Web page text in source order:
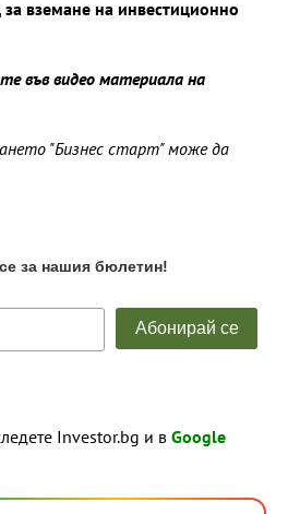
вземане на инвестиционно
във видео материала на
"Бизнес старт" може да
Investor.bg и в Google